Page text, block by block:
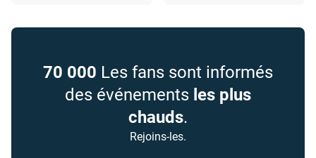
70 000 Les fans sont informés
des événements les plus
chauds.
Rejoins-les.